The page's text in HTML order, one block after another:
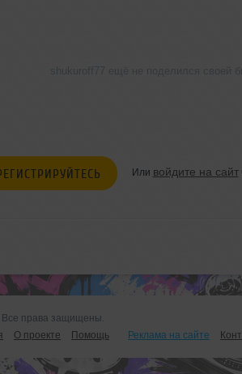
Или войдите на сайт
права защищены.
О проекте Помощь Реклама на сайте